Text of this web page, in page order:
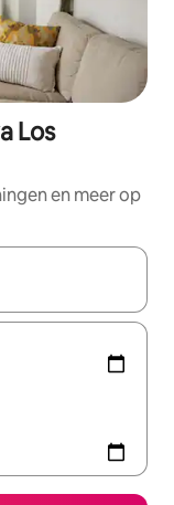
Los
en meer op
maak je een keuze